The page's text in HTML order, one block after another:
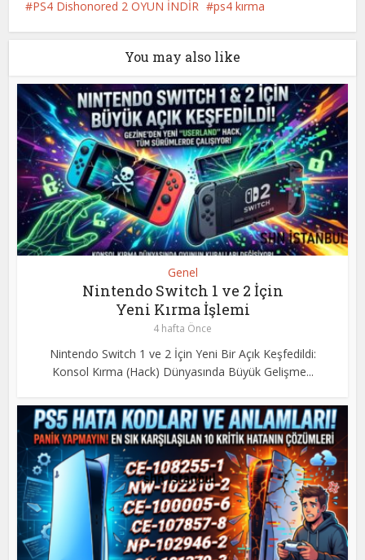
PS4 Dishonored 2 OYUN İNDİR ps4 kırma
You may also like
Genel
Nintendo Switch 1 ve 2 İçin
Yeni Kırma İşlemi
4 hafta Önce
Nintendo Switch 1 ve 2 İçin Yeni Bir Açık Keşfedildi:
Konsol Kırma (Hack) Dünyasında Büyük Gelişme...